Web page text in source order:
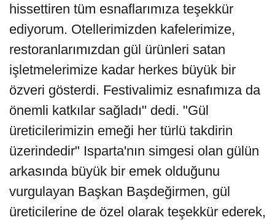
hissettiren tüm esnaflarımıza teşekkür
ediyorum. Otellerimizden kafelerimize,
restoranlarımızdan gül ürünleri satan
işletmelerimize kadar herkes büyük bir
özveri gösterdi. Festivalimiz esnafımıza da
önemli katkılar sağladı" dedi. "Gül
üreticilerimizin emeği her türlü takdirin
üzerindedir" Isparta'nın simgesi olan gülün
arkasında büyük bir emek olduğunu
vurgulayan Başkan Başdeğirmen, gül
üreticilerine de özel olarak teşekkür ederek,